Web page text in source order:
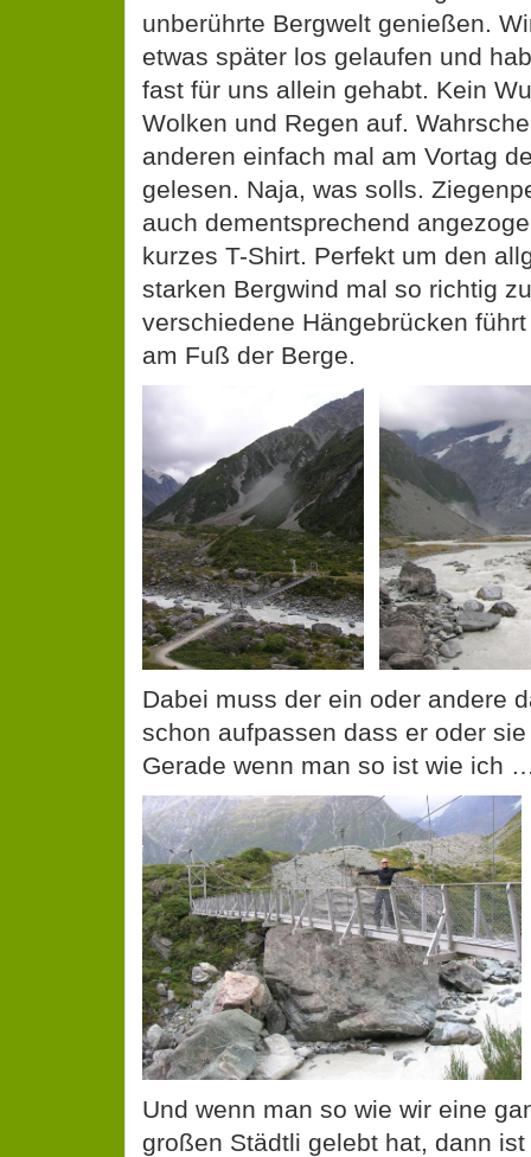
unberührte Bergwelt genießen.
etwas später los gelaufen und
fast für uns allein gehabt. Kein
Wolken und Regen auf.
anderen einfach mal am Vortag
gelesen. Naja, was solls.
auch dementsprechend
kurzes T-Shirt. Perfekt um den
starken Bergwind mal so richtig
verschiedene Hängebrücken
am Fuß der Berge.
Dabei muss der ein oder andere
schon aufpassen dass er oder
Gerade wenn man so ist wie ich
Und wenn man so wie wir eine
großen Städtli gelebt hat, dann